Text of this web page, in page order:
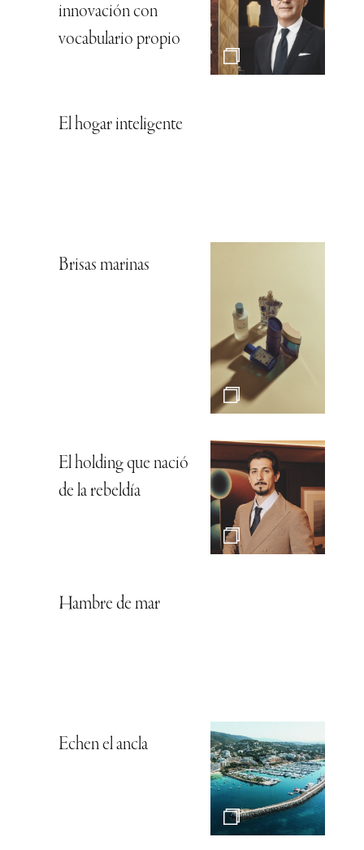
innovación con
vocabulario propio
El hogar inteligente
Brisas marinas
El holding que nació
de la rebeldía
Hambre de mar
Echen el ancla